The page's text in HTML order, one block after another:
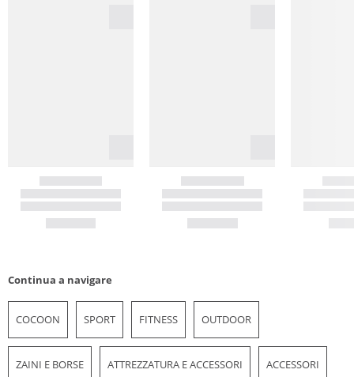
Continua a navigare
COCOON SPORT FITNESS OUTDOOR
ZAINI E BORSE ATTREZZATURA E ACCESSORI ACCESSORI